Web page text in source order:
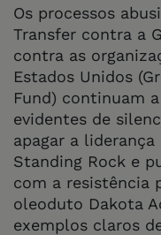
Os processos
Transfer contra a
contra as
Estados Unidos
Fund) continuam
evidentes de
apagar a
Standing Rock e
com a resistência
oleoduto Dakota
exemplos claros